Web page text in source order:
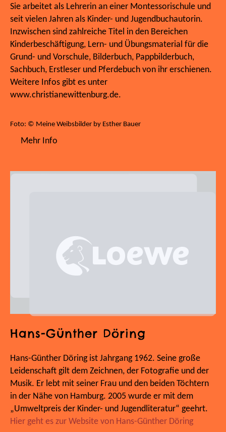
Sie arbeitet als Lehrerin an einer Montessorischule und
seit vielen Jahren als Kinder- und Jugendbuchautorin.
Inzwischen sind zahlreiche Titel in den Bereichen
Kinderbeschäftigung, Lern- und Übungsmaterial für die
Grund- und Vorschule, Bilderbuch, Pappbilderbuch,
Sachbuch, Erstleser und Pferdebuch von ihr erschienen.
Weitere Infos gibt es unter
www.christianewittenburg.de.
Foto: © Meine Weibsbilder by Esther Bauer
Mehr Info
Hans-Günther Döring
Hans-Günther Döring ist Jahrgang 1962. Seine große
Leidenschaft gilt dem Zeichnen, der Fotografie und der
Musik. Er lebt mit seiner Frau und den beiden Töchtern
in der Nähe von Hamburg. 2005 wurde er mit dem
„Umweltpreis der Kinder- und Jugendliteratur“ geehrt.
Hier geht es zur Website von Hans-Günther Döring